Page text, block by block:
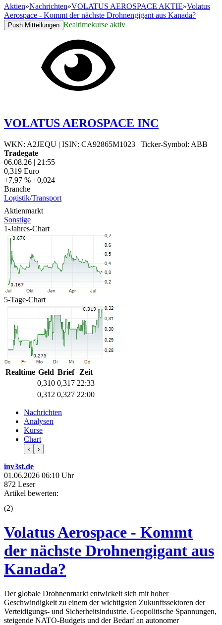
Aktien»Nachrichten»VOLATUS AEROSPACE AKTIE»Volatus
Aerospace - Kommt der nächste Drohnengigant aus Kanada?
Push Mitteilungen Realtimekurse aktiv
VOLATUS AEROSPACE INC
WKN: A2JEQU | ISIN: CA92865M1023 | Ticker-Symbol: ABB
Tradegate
06.08.26 | 21:55
0,319 Euro
+7,97 % +0,024
Branche
Logistik/Transport
Aktienmarkt
Sonstige
1-Jahres-Chart
5-Tage-Chart
Realtime Geld Brief
Zeit
0,310 0,317 22:33
0,312 0,327 22:00
Nachrichten
Analysen
Kurse
Chart
‹ ›
inv3st.de
01.06.2026 06:10 Uhr
872 Leser
Artikel bewerten:
(2)
Volatus Aerospace - Kommt
der nächste Drohnengigant aus
Kanada?
Der globale Drohnenmarkt entwickelt sich mit hoher
Geschwindigkeit zu einem der wichtigsten Zukunftssektoren der
Verteidigungs- und Sicherheitsindustrie. Geopolitische Spannungen,
steigende NATO-Budgets und der Bedarf an autonomer